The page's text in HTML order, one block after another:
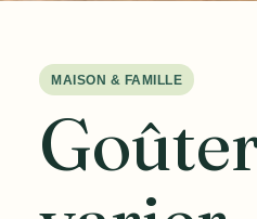
MAISON & FAMILLE